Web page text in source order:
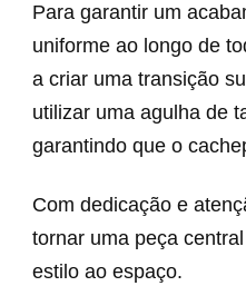
Para garantir um
uniforme ao longo de
a criar uma transição
utilizar uma agulha de
garantindo que o
Com dedicação e
tornar uma peça
estilo ao espaço.